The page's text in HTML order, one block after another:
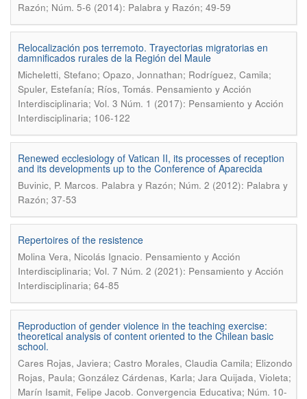
Razón; Núm. 5-6 (2014): Palabra y Razón; 49-59
Relocalización pos terremoto. Trayectorias migratorias en
damnificados rurales de la Región del Maule
Micheletti, Stefano; Opazo, Jonnathan; Rodríguez, Camila;
Spuler, Estefanía; Ríos, Tomás. Pensamiento y Acción
Interdisciplinaria; Vol. 3 Núm. 1 (2017): Pensamiento y Acción
Interdisciplinaria; 106-122
Renewed ecclesiology of Vatican II, its processes of reception
and its developments up to the Conference of Aparecida
Buvinic, P. Marcos. Palabra y Razón; Núm. 2 (2012): Palabra y
Razón; 37-53
Repertoires of the resistence
Molina Vera, Nicolás Ignacio. Pensamiento y Acción
Interdisciplinaria; Vol. 7 Núm. 2 (2021): Pensamiento y Acción
Interdisciplinaria; 64-85
Reproduction of gender violence in the teaching exercise:
theoretical analysis of content oriented to the Chilean basic
school.
Cares Rojas, Javiera; Castro Morales, Claudia Camila; Elizondo
Rojas, Paula; González Cárdenas, Karla; Jara Quijada, Violeta;
Marín Isamit, Felipe Jacob. Convergencia Educativa; Núm. 10-